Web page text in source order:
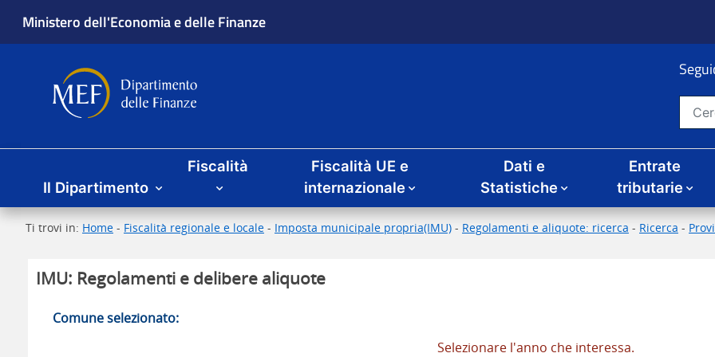
Ministero dell'Economia e delle Finanze
Dipartimento delle Finanze Cerca nel
Menu principale
Il Dipartimento
Fiscalità
Fiscalità UE e
internazionale
Dati e
Statistiche
Entrate
tributarie
Ti trovi in: Home - Fiscalità regionale e locale - Imposta municipale propria(IMU) - Regolamenti e aliquote: ricerca - Ricerca -
IMU: Regolamenti e delibere aliquote
Comune selezionato:
Selezionare l'anno che interessa.